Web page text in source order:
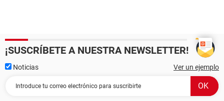
¡SUSCRÍBETE A NUESTRA NEWSLETTER!
Noticias Ver un ejemplo